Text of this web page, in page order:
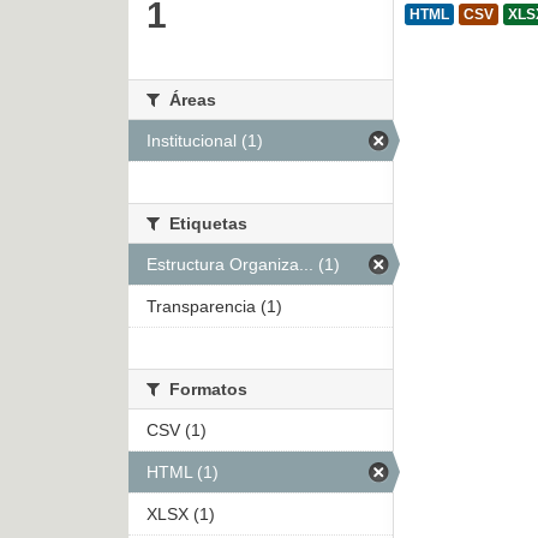
HTML CSV
1
Áreas
Institucional (1)
Etiquetas
Estructura Organiza... (1)
Transparencia (1)
Formatos
CSV (1)
HTML (1)
XLSX (1)